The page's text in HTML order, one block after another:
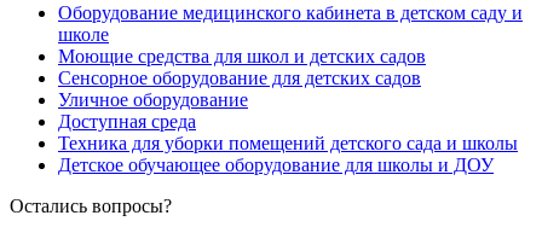
Оборудование медицинского кабинета в детском саду и
школе
Моющие средства для школ и детских садов
Сенсорное оборудование для детских садов
Уличное оборудование
Доступная среда
Техника для уборки помещений детского сада и школы
Детское обучающее оборудование для школы и ДОУ
Остались вопросы?